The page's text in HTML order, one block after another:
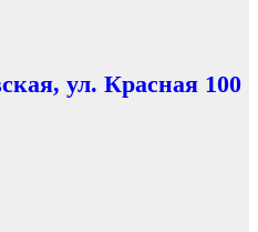
ул. Красная 100